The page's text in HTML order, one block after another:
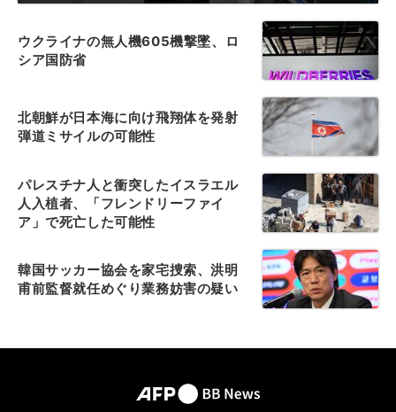
ウクライナの無人機605機撃墜、ロ
シア国防省
北朝鮮が日本海に向け飛翔体を発射
弾道ミサイルの可能性
パレスチナ人と衝突したイスラエル
人入植者、「フレンドリーファイ
ア」で死亡した可能性
韓国サッカー協会を家宅捜索、洪明
甫前監督就任めぐり業務妨害の疑い